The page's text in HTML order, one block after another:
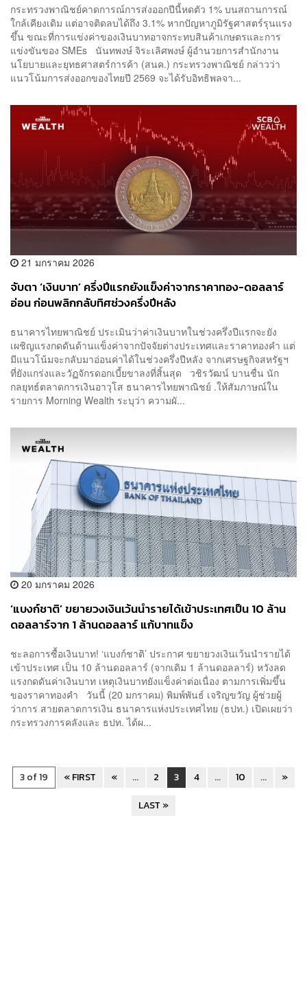
กระทรวงพาณิชย์คาดการณ์การส่งออกปีนี้หดตัว 1% บนสถานการณ์
ใกล้เคียงเดิม แต่อาจติดลบได้ถึง 3.1% หากปัญหาภูมิรัฐศาสตร์รุนแรง
ขึ้น ขณะที่การแข่งค่าของเงินบาทอาจกระทบสินค้าเกษตรและการ
แข่งขันของ SMEs นันทพงษ์ จิระเลิศพงษ์ ผู้อำนวยการสำนักงาน
นโยบายและยุทธศาสตร์การค้า (สนค.) กระทรวงพาณิชย์ กล่าวว่า
แนวโน้มการส่งออกของไทยปี 2569 จะได้รับอิทธิพลจา...
21 มกราคม 2026
จับตา ‘เงินบาท’ ครึ่งปีแรกยังแข็งค่าจากราคาทอง-ดอลลาร์
อ่อน ก่อนพลิกกลับทิศช่วงครึ่งปีหลัง
ธนาคารไทยพาณิชย์ ประเมินว่าค่าเงินบาทในช่วงครึ่งปีแรกจะยัง
เผชิญแรงกดดันด้านแข็งค่าจากปัจจัยต่างประเทศและราคาทองคำ แต่
มีแนวโน้มจะกลับมาอ่อนค่าได้ในช่วงครึ่งปีหลัง จากเศรษฐกิจสหรัฐฯ
ที่ยังแกร่งและวัฏจักรดอกเบี้ยขาลงที่สิ้นสุด วชิรวัฒน์ บานชื่น นัก
กลยุทธ์ตลาดการเงินอาวุโส ธนาคารไทยพาณิชย์ .ให้สัมภาษณ์ใน
รายการ Morning Wealth ระบุว่า ความผั...
20 มกราคม 2026
‘แบงก์ชาติ’ ขยายวงเงินเว้นนำรายได้เข้าประเทศเป็น 10 ล้าน
ดอลลาร์จาก 1 ล้านดอลลาร์ แก้บาทแข็ง
ชะลอการซื้อเงินบาท! ‘แบงก์ชาติ’ ประกาศ ขยายวงเงินเว้นนำรายได้
เข้าประเทศ เป็น 10 ล้านดอลลาร์ (จากเดิม 1 ล้านดอลลาร์) หวังลด
แรงกดดันค่าเงินบาท เหตุเงินบาทยังแข็งค่าต่อเนื่อง ตามการเพิ่มขึ้น
ของราคาทองคำ วันนี้ (20 มกราคม) พิมพ์พันธ์ เจริญขวัญ ผู้ช่วยผู้
ว่าการ สายตลาดการเงิน ธนาคารแห่งประเทศไทย (ธปท.) เปิดเผยว่า
กระทรวงการคลังและ ธปท. ได้ผ...
3 of 19 « FIRST « ... 2 3 4 ... 10 ...
»
LAST »